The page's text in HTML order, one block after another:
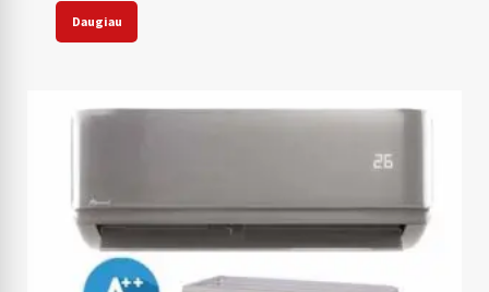
Daugiau
product
The
options